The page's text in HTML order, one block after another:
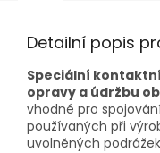
Detailní popis
Speciální
opravy a údržbu
vhodné pro
používaných při
uvolněných